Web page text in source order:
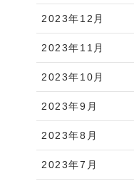
2023年12月
2023年11月
2023年10月
2023年9月
2023年8月
2023年7月